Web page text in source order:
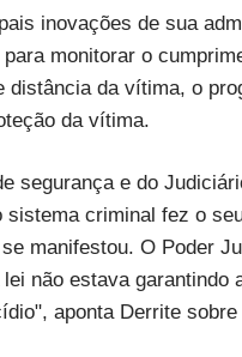
inovações de sua
monitorar o
da vítima, o
da vítima.
segurança e do
sistema criminal fez o
manifestou. O Poder
não estava
aponta Derrite